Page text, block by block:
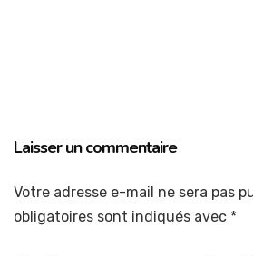
Laisser un commentaire
Votre adresse e-mail ne sera pas
obligatoires sont indiqués avec *